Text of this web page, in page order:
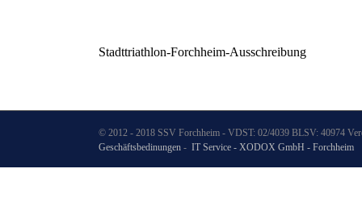
Stadttriathlon-Forchheim-Ausschreibung
© 2012 - 2018 SSV Forchheim - VDST: 02/4039 BLSV: 40974
Geschäftsbedinungen - IT Service - XODOX GmbH - Forchheim